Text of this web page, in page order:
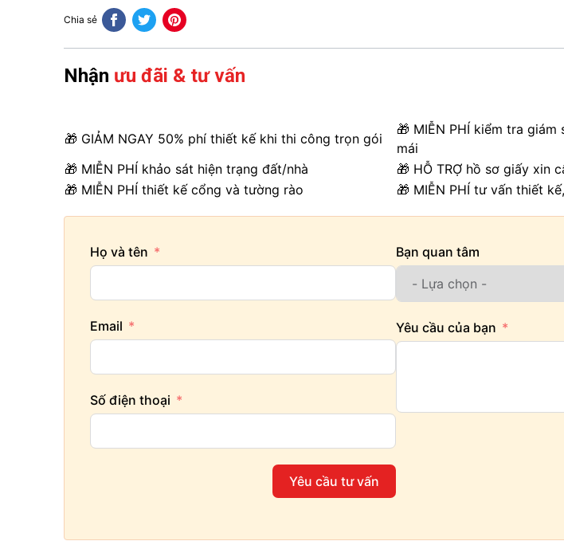
Chia sẻ
Nhận ưu đãi & tư vấn
🎁 GIẢM NGAY 50% phí thiết kế khi thi công trọn gói
🎁 MIỄN PHÍ kiểm tra
mái
🎁 MIỄN PHÍ khảo sát hiện trạng đất/nhà
🎁 HỖ TRỢ hồ sơ giấy xin
🎁 MIỄN PHÍ thiết kế cổng và tường rào
🎁 MIỄN PHÍ tư vấn thiết
Họ và tên
Email
Số điện thoại
Yêu cầu tư vấn
Bạn quan tâm
Yêu cầu của bạn